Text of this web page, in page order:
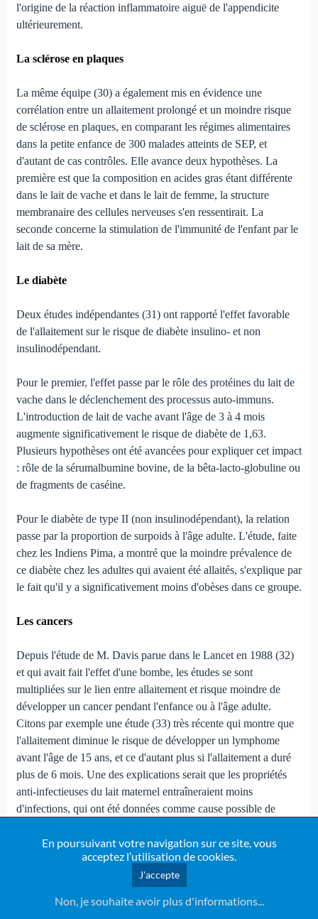
En poursuivant votre navigation sur ce site, vous
acceptez l’utilisation de cookies.
J'accepte
Non, je souhaite avoir plus d'informations...
l'origine de la réaction inflammatoire aiguë de l'appendicite
ultérieurement.
La sclérose en plaques
La même équipe (30) a également mis en évidence une
corrélation entre un allaitement prolongé et un moindre risque
de sclérose en plaques, en comparant les régimes alimentaires
dans la petite enfance de 300 malades atteints de SEP, et
d'autant de cas contrôles. Elle avance deux hypothèses. La
première est que la composition en acides gras étant différente
dans le lait de vache et dans le lait de femme, la structure
membranaire des cellules nerveuses s'en ressentirait. La
seconde concerne la stimulation de l'immunité de l'enfant par le
lait de sa mère.
Le diabète
Deux études indépendantes (31) ont rapporté l'effet favorable
de l'allaitement sur le risque de diabète insulino- et non
insulinodépendant.
Pour le premier, l'effet passe par le rôle des protéines du lait de
vache dans le déclenchement des processus auto-immuns.
L'introduction de lait de vache avant l'âge de 3 à 4 mois
augmente significativement le risque de diabète de 1,63.
Plusieurs hypothèses ont été avancées pour expliquer cet impact
: rôle de la sérumalbumine bovine, de la bêta-lacto-globuline ou
de fragments de caséine.
Pour le diabète de type II (non insulinodépendant), la relation
passe par la proportion de surpoids à l'âge adulte. L'étude, faite
chez les Indiens Pima, a montré que la moindre prévalence de
ce diabète chez les adultes qui avaient été allaités, s'explique par
le fait qu'il y a significativement moins d'obèses dans ce groupe.
Les cancers
Depuis l'étude de M. Davis parue dans le Lancet en 1988 (32)
et qui avait fait l'effet d'une bombe, les études se sont
multipliées sur le lien entre allaitement et risque moindre de
développer un cancer pendant l'enfance ou à l'âge adulte.
Citons par exemple une étude (33) très récente qui montre que
l'allaitement diminue le risque de développer un lymphome
avant l'âge de 15 ans, et ce d'autant plus si l'allaitement a duré
plus de 6 mois. Une des explications serait que les propriétés
anti-infectieuses du lait maternel entraîneraient moins
d'infections, qui ont été données comme cause possible de
risque réduit pour la maladie de Hodgkins et pour la leucémie.
Egalement, le risque de cancer du sein serait moindre chez les